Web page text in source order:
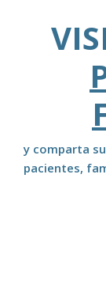
y comparta
pacientes,